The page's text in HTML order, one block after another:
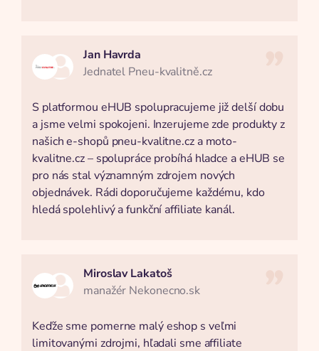
Jan Havrda
Jednatel Pneu-kvalitně.cz
S platformou eHUB spolupracujeme již delší dobu
a jsme velmi spokojeni. Inzerujeme zde produkty z
našich e-shopů pneu-kvalitne.cz a moto-
kvalitne.cz – spolupráce probíhá hladce a eHUB se
pro nás stal významným zdrojem nových
objednávek. Rádi doporučujeme každému, kdo
hledá spolehlivý a funkční affiliate kanál.
Miroslav Lakatoš
manažér Nekonecno.sk
Keďže sme pomerne malý eshop s veľmi
limitovanými zdrojmi, hľadali sme affiliate